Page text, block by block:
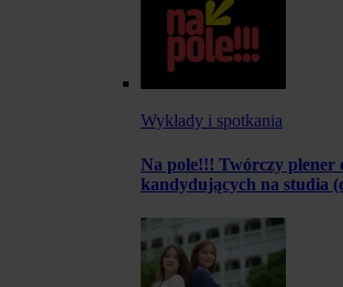
Wykłady i spotkania
Na pole!!! Twórczy plener
kandydujących na studia